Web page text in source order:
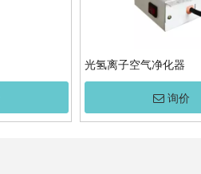
光氢离子空气净化器
询价